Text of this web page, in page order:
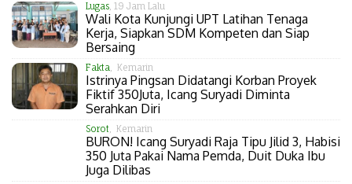
Lugas, 19 Jam Lalu
Wali Kota Kunjungi UPT Latihan Tenaga
Kerja, Siapkan SDM Kompeten dan Siap
Bersaing
Fakta, Kemarin
Istrinya Pingsan Didatangi Korban Proyek
Fiktif 350Juta, Icang Suryadi Diminta
Serahkan Diri
Sorot, Kemarin
BURON! Icang Suryadi Raja Tipu Jilid 3, Habisi
350 Juta Pakai Nama Pemda, Duit Duka Ibu
Juga Dilibas